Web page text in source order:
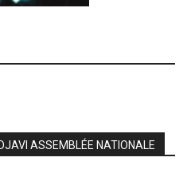
ASSEMBLÉE NATIONALE